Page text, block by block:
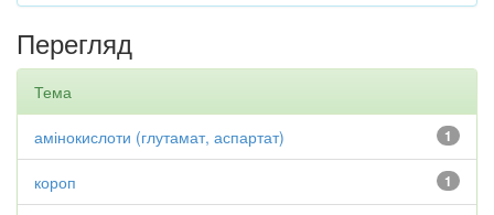
Перегляд
Тема
1
амінокислоти (глутамат, аспартат)
1
короп